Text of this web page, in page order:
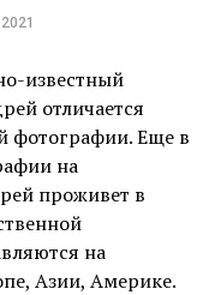
дала
придбати
творів
для публіки.
известный
отличается
фотографии. Еще в
на
проживет в
на
Азии, Америке.